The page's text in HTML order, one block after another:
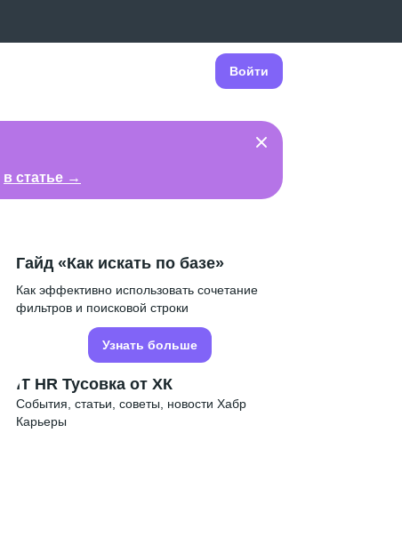
Войти
в статье →
Гайд «Как искать по базе»
Как эффективно использовать сочетание
фильтров и поисковой строки
Узнать больше
IT HR Тусовка от ХК
События, статьи, советы, новости Хабр
Карьеры